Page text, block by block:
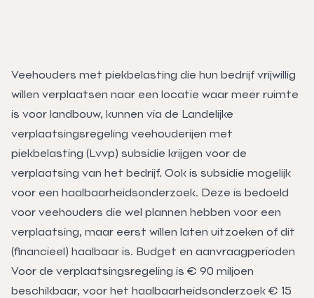
Veehouders met piekbelasting die hun bedrijf vrijwillig
willen verplaatsen naar een locatie waar meer ruimte
is voor landbouw, kunnen via de Landelijke
verplaatsingsregeling veehouderijen met
piekbelasting (Lvvp) subsidie krijgen voor de
verplaatsing van het bedrijf. Ook is subsidie mogelijk
voor een haalbaarheidsonderzoek. Deze is bedoeld
voor veehouders die wel plannen hebben voor een
verplaatsing, maar eerst willen laten uitzoeken of dit
(financieel) haalbaar is. Budget en aanvraagperioden
Voor de verplaatsingsregeling is € 90 miljoen
beschikbaar, voor het haalbaarheidsonderzoek € 15